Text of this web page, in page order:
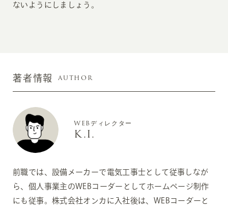
ないようにしましょう。
著者情報 AUTHOR
WEBディレクター
K.I.
前職では、設備メーカーで電気工事士として従事しなが
ら、個人事業主のWEBコーダーとしてホームページ制作
にも従事。株式会社オンカに入社後は、WEBコーダーと